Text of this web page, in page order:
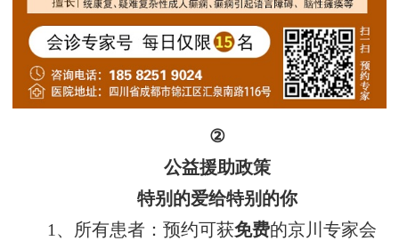
‌②
‌公益援助政策
特别的爱给特别的你
1、所有患者：预约可获免费的京川专家会